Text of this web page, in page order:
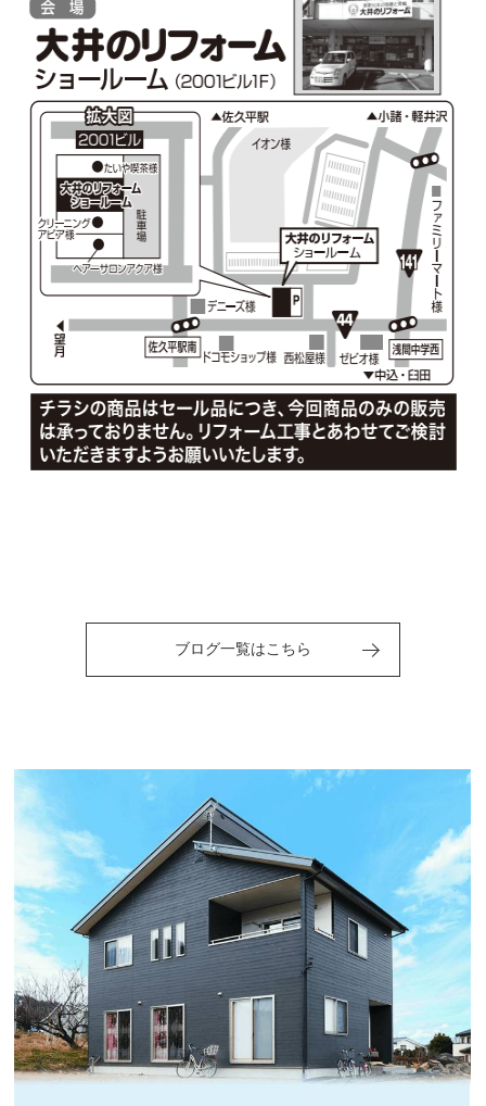
ブログ一覧はこちら